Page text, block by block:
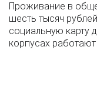
Проживание в
шесть тысяч
социальную карту
корпусах